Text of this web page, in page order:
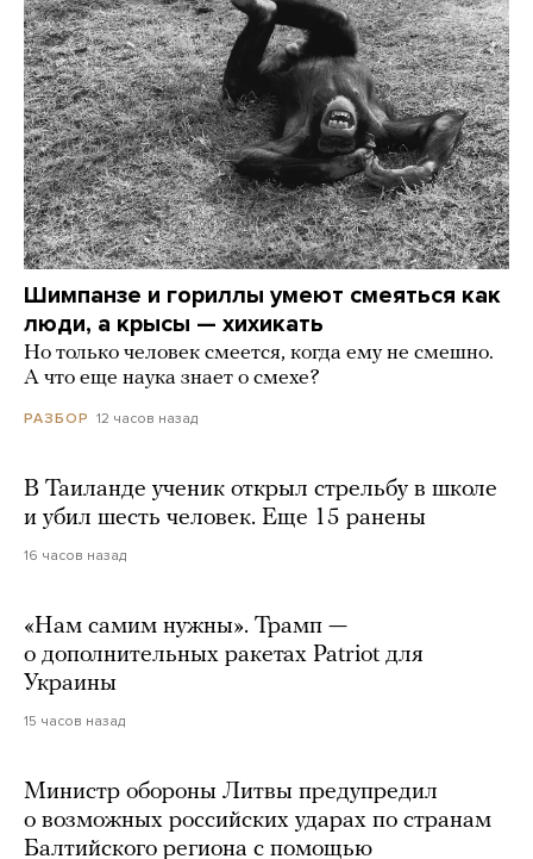
Шимпанзе и гориллы умеют смеяться как
люди, а крысы — хихикать
Но только человек смеется, когда ему не смешно.
А что еще наука знает о смехе?
РАЗБОР 12 часов назад
В Таиланде ученик открыл стрельбу в школе
и убил шесть человек. Еще 15 ранены
16 часов назад
«Нам самим нужны». Трамп —
о дополнительных ракетах Patriot для
Украины
15 часов назад
Министр обороны Литвы предупредил
о возможных российских ударах по странам
Балтийского региона с помощью